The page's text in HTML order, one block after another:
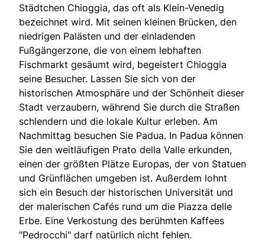
Städtchen Chioggia, das oft als Klein-Venedig
bezeichnet wird. Mit seinen kleinen Brücken, den
niedrigen Palästen und der einladenden
Fußgängerzone, die von einem lebhaften
Fischmarkt gesäumt wird, begeistert Chioggia
seine Besucher. Lassen Sie sich von der
historischen Atmosphäre und der Schönheit dieser
Stadt verzaubern, während Sie durch die Straßen
schlendern und die lokale Kultur erleben. Am
Nachmittag besuchen Sie Padua. In Padua können
Sie den weitläufigen Prato della Valle erkunden,
einen der größten Plätze Europas, der von Statuen
und Grünflächen umgeben ist. Außerdem lohnt
sich ein Besuch der historischen Universität und
der malerischen Cafés rund um die Piazza delle
Erbe. Eine Verkostung des berühmten Kaffees
"Pedrocchi" darf natürlich nicht fehlen.